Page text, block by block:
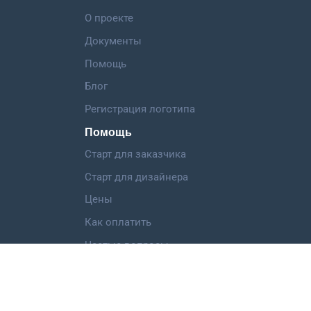
О проекте
Документы
Помощь
Блог
Регистрация логотипа
Помощь
Старт для заказчика
Старт для дизайнера
Цены
Как оплатить
Частые вопросы